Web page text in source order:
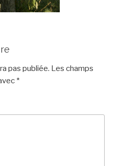
pas publiée. Les champs
*